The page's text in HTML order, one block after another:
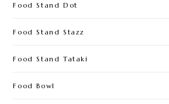
Food Stand Dot
Food Stand Stazz
Food Stand Tataki
Food Bowl